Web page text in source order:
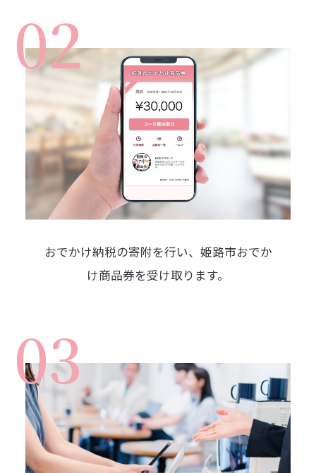
02
おでかけ納税の寄附を行い、 姫路市おでか
け商品券を受け取ります。
03